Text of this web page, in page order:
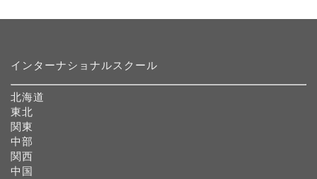
インターナショナルスクール
北海道
東北
関東
中部
関西
中国